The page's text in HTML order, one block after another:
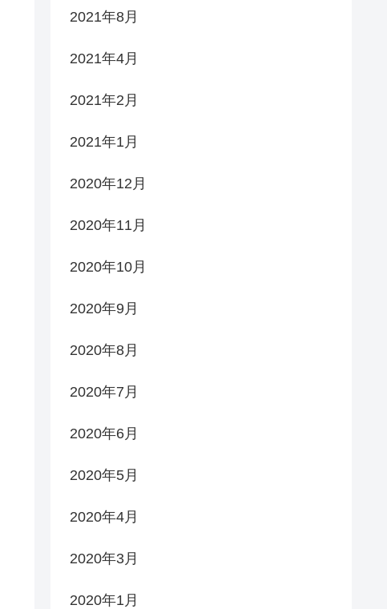
2021年8月
2021年4月
2021年2月
2021年1月
2020年12月
2020年11月
2020年10月
2020年9月
2020年8月
2020年7月
2020年6月
2020年5月
2020年4月
2020年3月
2020年1月